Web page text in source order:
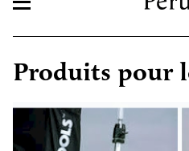
Produits pour